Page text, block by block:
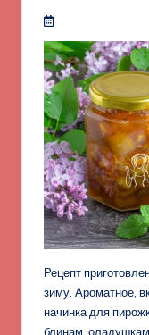
Рецепт
зиму. Ароматное,
начинка для
блинам,